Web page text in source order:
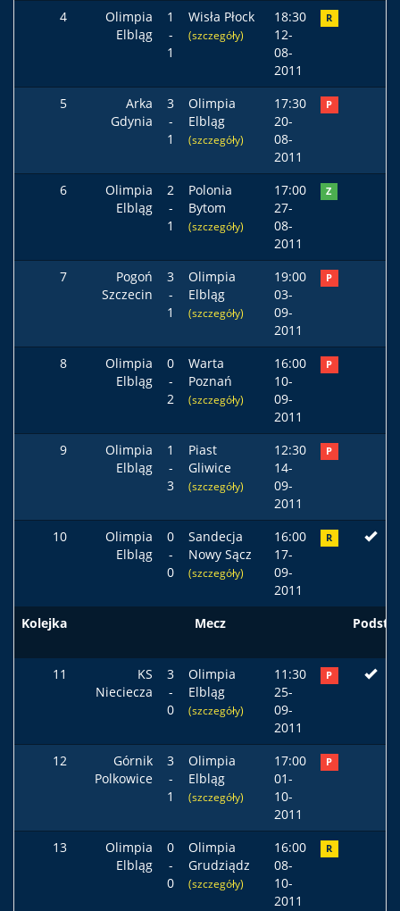
4
Olimpia
Elbląg
1
-
1
Wisła Płock
(szczegóły)
18:30
12-
08-
2011
R
5
Arka
Gdynia
3
-
1
Olimpia
Elbląg
(szczegóły)
17:30
20-
08-
2011
P
6
Olimpia
Elbląg
2
-
1
Polonia
Bytom
(szczegóły)
17:00
27-
08-
2011
Z
7
Pogoń
Szczecin
3
-
1
Olimpia
Elbląg
(szczegóły)
19:00
03-
09-
2011
P
8
Olimpia
Elbląg
0
-
2
Warta
Poznań
(szczegóły)
16:00
10-
09-
2011
P
9
Olimpia
Elbląg
1
-
3
Piast
Gliwice
(szczegóły)
12:30
14-
09-
2011
P
10
Olimpia
Elbląg
0
-
0
Sandecja
Nowy Sącz
(szczegóły)
16:00
17-
09-
2011
R
Kolejka Mecz Podst
11
KS
Nieciecza
3
-
0
Olimpia
Elbląg
(szczegóły)
11:30
25-
09-
2011
P
12
Górnik
Polkowice
3
-
1
Olimpia
Elbląg
(szczegóły)
17:00
01-
10-
2011
P
13
Olimpia
Elbląg
0
-
0
Olimpia
Grudziądz
(szczegóły)
16:00
08-
10-
2011
R